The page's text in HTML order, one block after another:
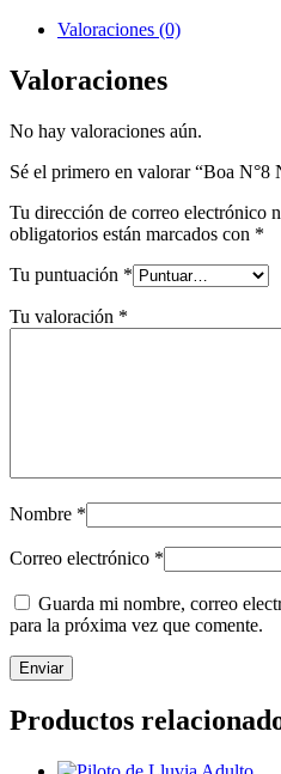
Valoraciones (0)
Valoraciones
No hay valoraciones aún.
Sé el primero en valorar “Boa
Tu dirección de correo electrónico
obligatorios están marcados con *
Tu puntuación *
Tu valoración *
Nombre *
Correo electrónico *
Guarda mi nombre, correo
para la próxima vez que comente.
Productos